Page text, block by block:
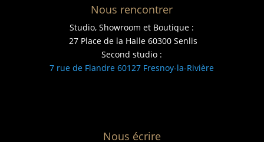
Nous rencontrer
Studio, Showroom et Boutique :
27 Place de la Halle 60300 Senlis
Second studio :
7 rue de Flandre 60127 Fresnoy-la-Rivière
Nous écrire